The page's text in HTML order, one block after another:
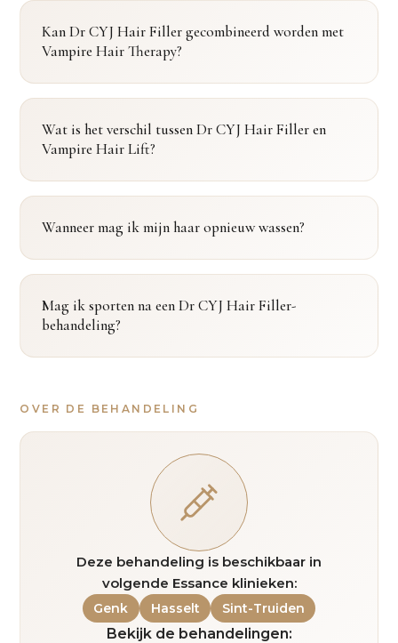
Kan Dr CYJ Hair Filler gecombineerd worden met
Vampire Hair Therapy?
Wat is het verschil tussen Dr CYJ Hair Filler en
Vampire Hair Lift?
Wanneer mag ik mijn haar opnieuw wassen?
Mag ik sporten na een Dr CYJ Hair Filler-
behandeling?
OVER DE BEHANDELING
Deze behandeling is beschikbaar in
volgende Essance klinieken:
Genk Hasselt Sint-Truiden
Bekijk de behandelingen: